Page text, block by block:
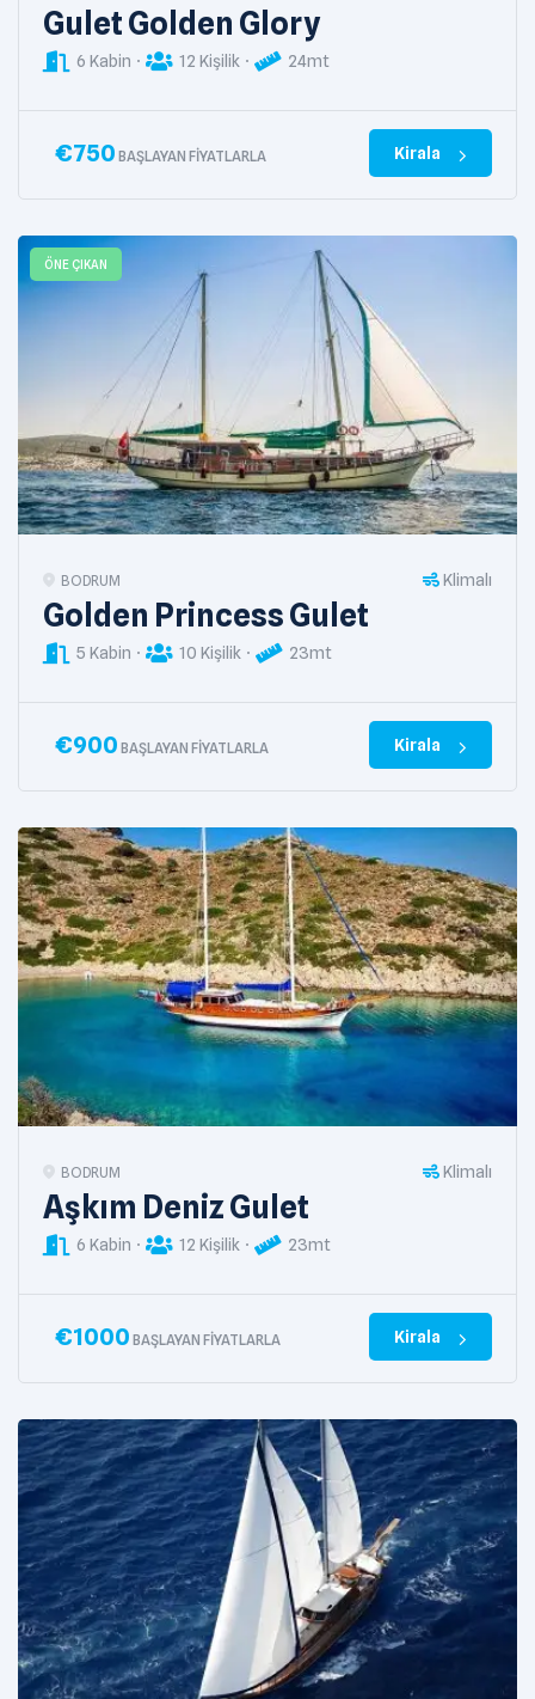
Gulet Golden Glory
6 Kabin 12 Kişilik 24mt
€750 BAŞLAYAN FIYATLARLA Kirala
ÖNE ÇIKAN
BODRUM Klimalı
Golden Princess Gulet
5 Kabin 10 Kişilik 23mt
€900 BAŞLAYAN FIYATLARLA Kirala
BODRUM Klimalı
Aşkım Deniz Gulet
6 Kabin 12 Kişilik 23mt
€1000 BAŞLAYAN FIYATLARLA Kirala